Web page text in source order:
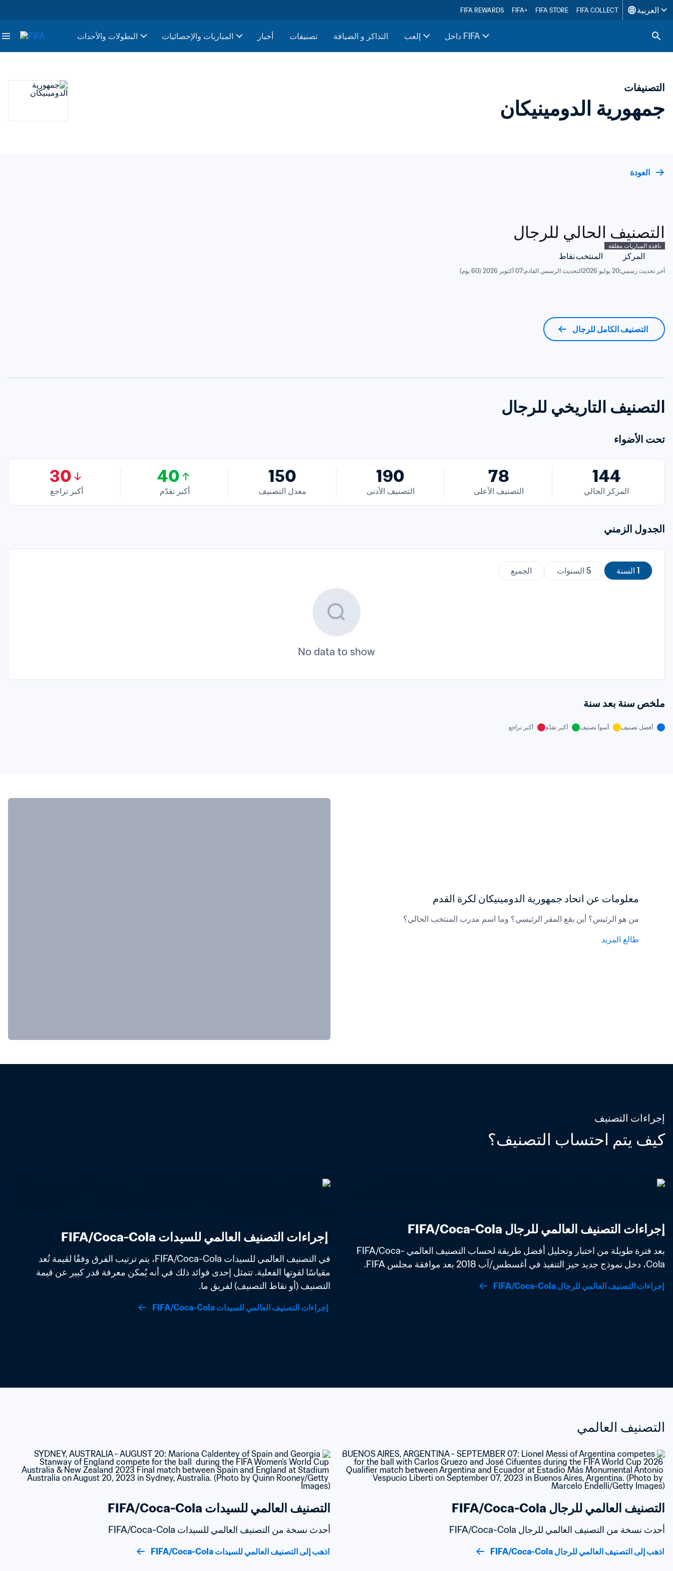
FIFA REWARDS FIFA+ FIFA STORE FIFA COLLECT العربية
البطولات والأحدات المباريات والإحصائيات أخبار تصنيفات التذاكر و الضيافة إلعب داخل FIFA
التصنيفات
جمهورية الدومينيكان
العودة
التصنيف الحالي للرجال
نافذة المباريات مغلقة
المركز المنتخب نقاط
آخر تحديث رسمي:20 يوليو 2026 التحديث الرسمي القادم:07 أكتوبر 2026 (60 يوم)
التصنيف الكامل للرجال
التصنيف التاريخي للرجال
تحت الأضواء
144
المركز الحالي
78
التصنيف الأعلى
190
التصنيف الأدنى
150
معدل التصنيف
40
أكبر تقدّم
30
أكبر تراجع
الجدول الزمني
1 السنة 5 السنوات الجميع
No data to show
ملخص سنة بعد سنة
أفضل تصنيف أسوأ تصنيف أكبر تقدّم أكبر تراجع
معلومات عن اتحاد جمهورية الدومينيكان لكرة القدم
من هو الرئيس؟ أين يقع المقر الرئيسي؟ وما اسم مدرب المنتخب الحالي؟
طالع المزيد
إجراءات التصنيف
كيف يتم احتساب التصنيف؟
إجراءات التصنيف العالمي للرجال FIFA/Coca-Cola
بعد فترة طويلة من اختبار وتحليل أفضل طريقة لحساب التصنيف العالمي FIFA/Coca-
Cola، دخل نموذج جديد حيز التنفيذ في أغسطس/آب 2018 بعد موافقة مجلس FIFA.
إجراءات التصنيف العالمي للرجال FIFA/Coca-Cola
التصنيف (أو نقاط التصنيف) لفريق ما.
التصنيف العالمي
التصنيف العالمي للرجال FIFA/Coca-Cola
أحدث نسخة من التصنيف العالمي للرجال FIFA/Coca-Cola
اذهب إلى التصنيف العالمي للرجال FIFA/Coca-Cola
التصنيف العالمي للسيدات FIFA/Coca-Cola
أحدث نسخة من التصنيف العالمي للسيدات FIFA/Coca-Cola
اذهب إلى التصنيف العالمي للسيدات FIFA/Coca-Cola